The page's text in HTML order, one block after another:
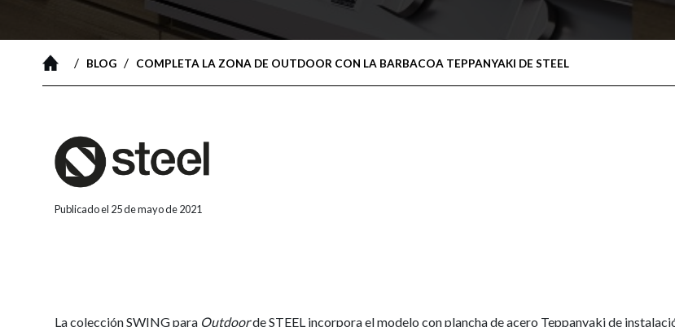
/ BLOG / COMPLETA LA ZONA DE OUTDOOR CON LA BARBACOA TEPPANYAKI DE STEEL
Publicado el 25 de mayo de 2021
La colección SWING para Outdoorde STEEL incorpora el modelo con plancha de acero Teppanyaki de